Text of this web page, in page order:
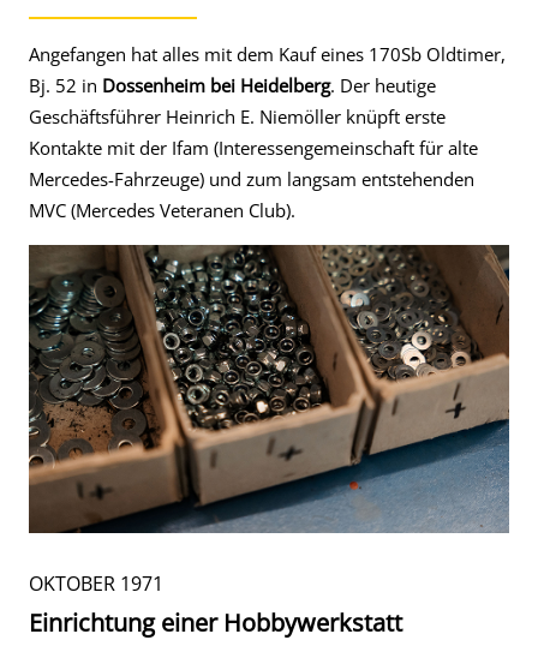
Angefangen hat alles mit dem Kauf eines 170Sb Oldtimer,
Bj. 52 in Dossenheim bei Heidelberg. Der heutige
Geschäftsführer Heinrich E. Niemöller knüpft erste
Kontakte mit der Ifam (Interessengemeinschaft für alte
Mercedes-Fahrzeuge) und zum langsam entstehenden
MVC (Mercedes Veteranen Club).
OKTOBER 1971
Einrichtung einer Hobbywerkstatt